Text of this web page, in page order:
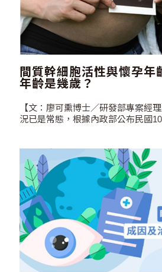
間質幹細胞活性與懷孕年
年齡是幾歲？
【文：廖可熏博士／研發部專案經理】 國人晚婚晚生
況已是常態，根據內政部公布民國
面對國內生育年齡不斷延後的現象
們不免好奇，母親年齡對於儲存寶
影響呢？了解寶寶帶來的珍貴禮物
證實：40歲前懷孕，寶寶間質幹細
2015年的文獻分析100個足月生產的
超過40歲以上，其胎盤重量是明顯
含量有關，表示胎盤中的血量少於
的，在研究中也指出胎兒重量與生
係。胎盤中間質幹細胞的活性也是隨
顯的下降，而40歲為一個分界點。 同一個研究團隊在
2019年發表的文獻中，分析48位懷